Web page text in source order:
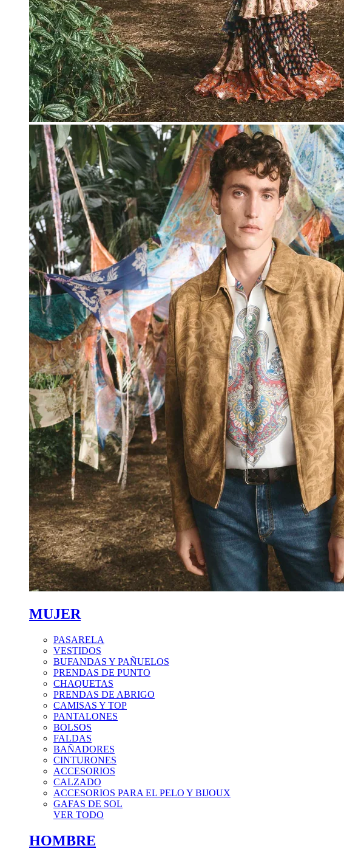
MUJER
PASARELA
VESTIDOS
BUFANDAS Y PAÑUELOS
PRENDAS DE PUNTO
CHAQUETAS
PRENDAS DE ABRIGO
CAMISAS Y TOP
PANTALONES
BOLSOS
FALDAS
BAÑADORES
CINTURONES
ACCESORIOS
CALZADO
ACCESORIOS PARA EL PELO Y BIJOUX
GAFAS DE SOL
VER TODO
HOMBRE